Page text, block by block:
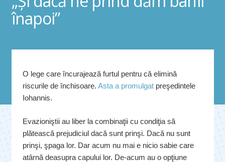
înapoi”
O lege care încurajează furtul pentru că elimină
riscurile de închisoare. Asta a promulgat preşedintele
Iohannis.
Evazioniştii au liber la combinaţii cu condiţia să
plătească prejudiciul dacă sunt prinşi. Dacă nu sunt
prinşi, şpaga lor. Dar acum nu mai e nicio sabie care
atârnă deasupra capului lor. De-acum au o opţiune